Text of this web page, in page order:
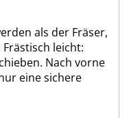
als der Fräser,
leicht:
Nach vorne
eine sichere